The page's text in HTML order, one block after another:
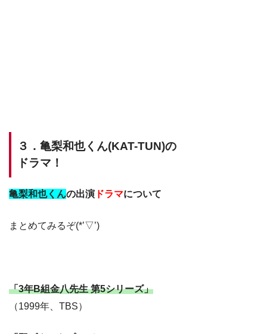
３．亀梨和也くん(KAT-TUN)の
ドラマ！
亀梨和也くんの出演 ドラマについて
まとめてみるぞ(*’▽’)
「3年B組金八先生 第5シリーズ」
（1999年、TBS）